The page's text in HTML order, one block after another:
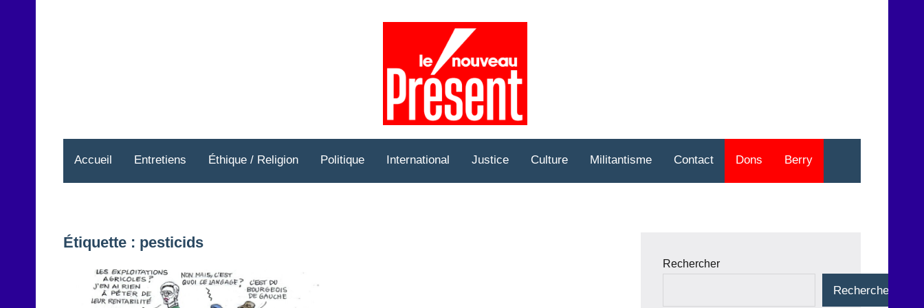
Accueil Entretiens Éthique / Religion Politique International Justice Culture Militantisme Contact Dons Berry
Étiquette : pesticids
Rechercher
Rechercher